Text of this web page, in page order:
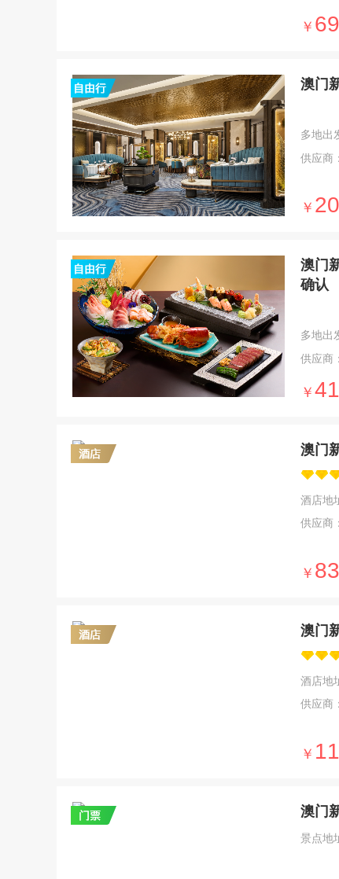
￥
澳门
多地出
供应商
￥
澳门
确认
多地出
供应商
￥
澳门
酒店地
供应商
￥
澳门
酒店地
供应商
￥
澳门
景点地